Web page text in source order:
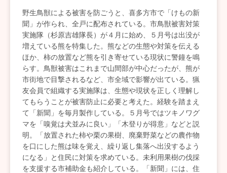
野生鳥獣による被害を防ごうと、喜多方市で「けもの新
聞」が作られ、全戸に配布されている。市鳥獣被害対策
実施隊（杉原吉雄隊長）が４月に始め、５月号は出没が
増えている熊を特集した。熊などの生態や対策を伝える
ほか、柿の放置など熊を引き寄せている現状に警鐘を鳴
らす。鳥獣被害はこれまで山間部が中心だったが、熊が
市街地で目撃されるなど、市全域で影響が出ている。猟
友会員で組織する実施隊は、生態や現状を正しく理解し
てもらうことが被害防止に必要と考えた。経験を踏まえ
て「新聞」を毎月製作している。５月号ではツキノワグ
マを「嗅覚は犬並みに良い」「木登りが得意」などと説
明。「放置された柿や栗の果樹、廃棄野菜などの農作物
を口にした熊は味を覚え、繰り返し集落へ出没するよう
になる」と住民に対策を求めている。未利用果樹の伐採
を支援する市補助金も紹介している。「新聞」には、住